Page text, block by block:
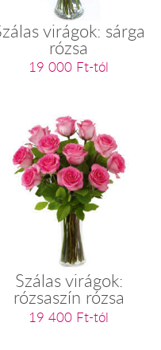
virágok: sárga
rózsa
19 000 Ft-tól
Szálas virágok:
rózsaszín rózsa
19 400 Ft-tól